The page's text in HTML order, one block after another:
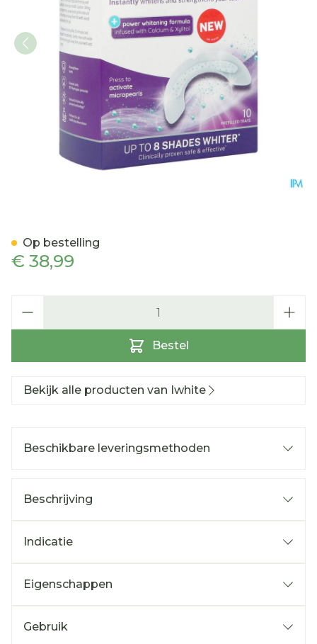
€ 38,99
Bestel
Op bestelling
Bekijk alle producten van Iwhite
Beschikbare leveringsmethoden
Beschrijving
Indicatie
Eigenschappen
Gebruik